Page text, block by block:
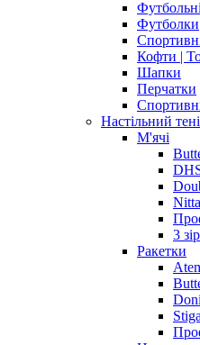
Футболки
Кофти |
Шапки
Перчатки
Настільний
М'ячі
3
Ракетки
Stiga